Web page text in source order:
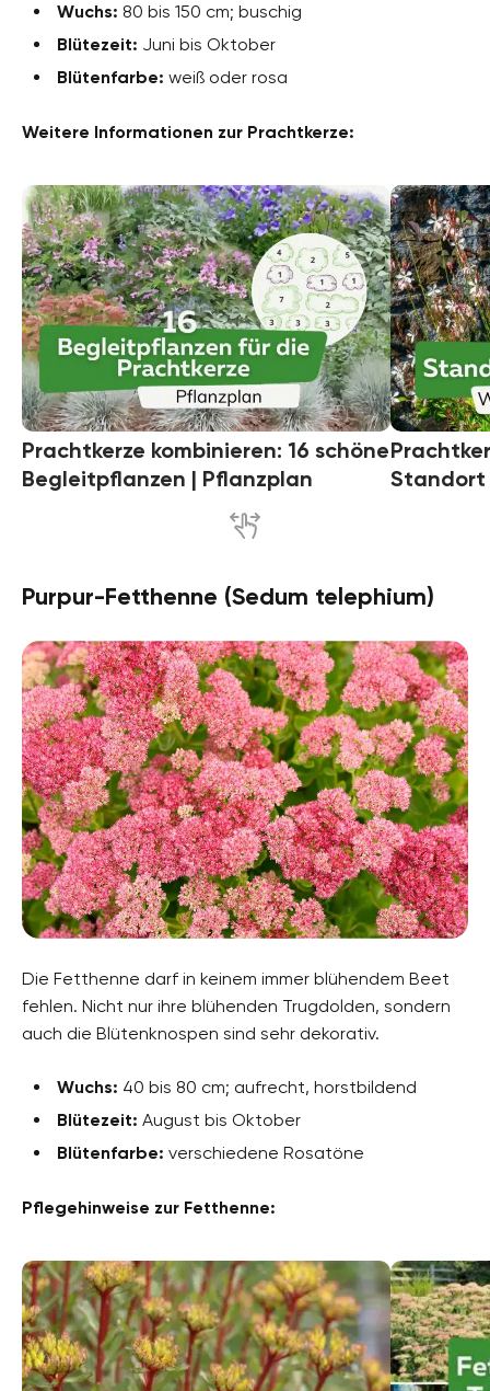
Wuchs: 80 bis 150 cm; buschig
Blütezeit: Juni bis Oktober
Blütenfarbe: weiß oder rosa
Weitere Informationen zur Prachtkerze:
Prachtkerze kombinieren: 16 schöne
Begleitpflanzen | Pflanzplan
Standort
Purpur-Fetthenne (Sedum telephium)
Die Fetthenne darf in keinem immer blühendem Beet
fehlen. Nicht nur ihre blühenden Trugdolden, sondern
auch die Blütenknospen sind sehr dekorativ.
Wuchs: 40 bis 80 cm; aufrecht, horstbildend
Blütezeit: August bis Oktober
Blütenfarbe: verschiedene Rosatöne
Pflegehinweise zur Fetthenne: